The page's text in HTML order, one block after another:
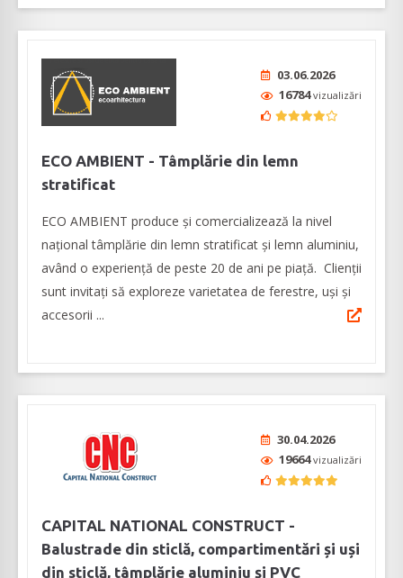
03.06.2026
16784vizualizări
ECO AMBIENT - Tâmplărie din lemn
stratificat
ECO AMBIENT produce şi comercializează la nivel
naţional tâmplărie din lemn stratificat şi lemn aluminiu,
având o experienţă de peste 20 de ani pe piaţă. Clienţii
sunt invitaţi să exploreze varietatea de ferestre, uşi şi
accesorii ...
30.04.2026
19664vizualizări
CAPITAL NATIONAL CONSTRUCT -
Balustrade din sticlă, compartimentări și uși
din sticlă, tâmplărie aluminiu și PVC